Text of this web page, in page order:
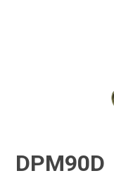
DPM90D